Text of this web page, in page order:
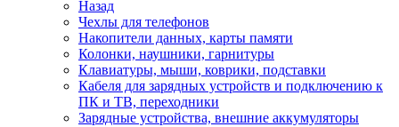
Назад
Чехлы для телефонов
Накопители данных, карты памяти
Колонки, наушники, гарнитуры
Клавиатуры, мыши, коврики, подставки
Кабеля для зарядных устройств и подключению к
ПК и ТВ, переходники
Зарядные устройства, внешние аккумуляторы